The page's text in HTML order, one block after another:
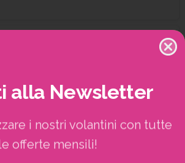
alla Newsletter
i nostri volantini con tutte
offerte mensili!